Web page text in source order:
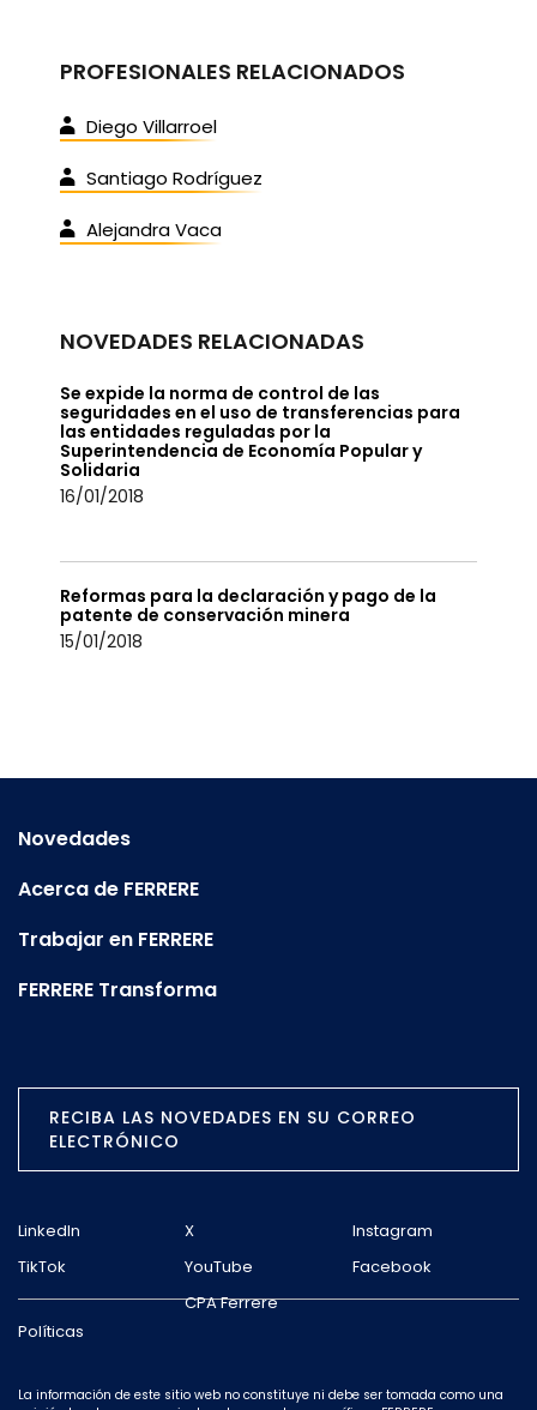
PROFESIONALES RELACIONADOS
Diego Villarroel
Santiago Rodríguez
Alejandra Vaca
NOVEDADES RELACIONADAS
Se expide la norma de control de las
seguridades en el uso de transferencias para
las entidades reguladas por la
Superintendencia de Economía Popular y
Solidaria
16/01/2018
Reformas para la declaración y pago de la
patente de conservación minera
15/01/2018
Novedades
Acerca de FERRERE
Trabajar en FERRERE
FERRERE Transforma
RECIBA LAS NOVEDADES EN SU CORREO
ELECTRÓNICO
LinkedIn X
Instagram
TikTok
YouTube Facebook
Políticas
CPA Ferrere
La información de este sitio web no constituye ni debe ser tomada como una